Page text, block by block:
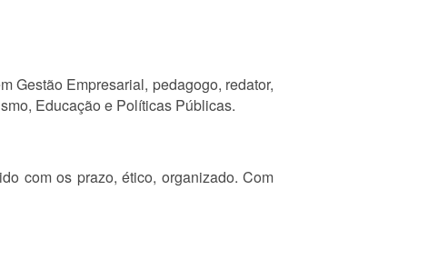
Gestão Empresarial, pedagogo, redator,
Educação e Políticas Públicas.
com os prazo, ético, organizado. Com